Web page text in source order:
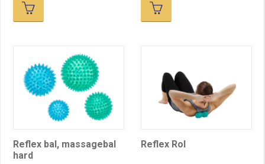
Reflex bal, massagebal
hard
Reflex Rol